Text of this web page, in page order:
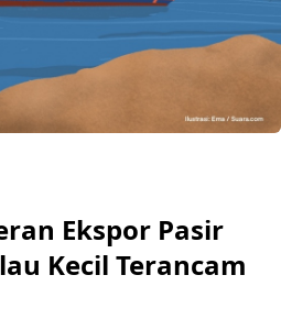
Ekspor Pasir
Kecil Terancam